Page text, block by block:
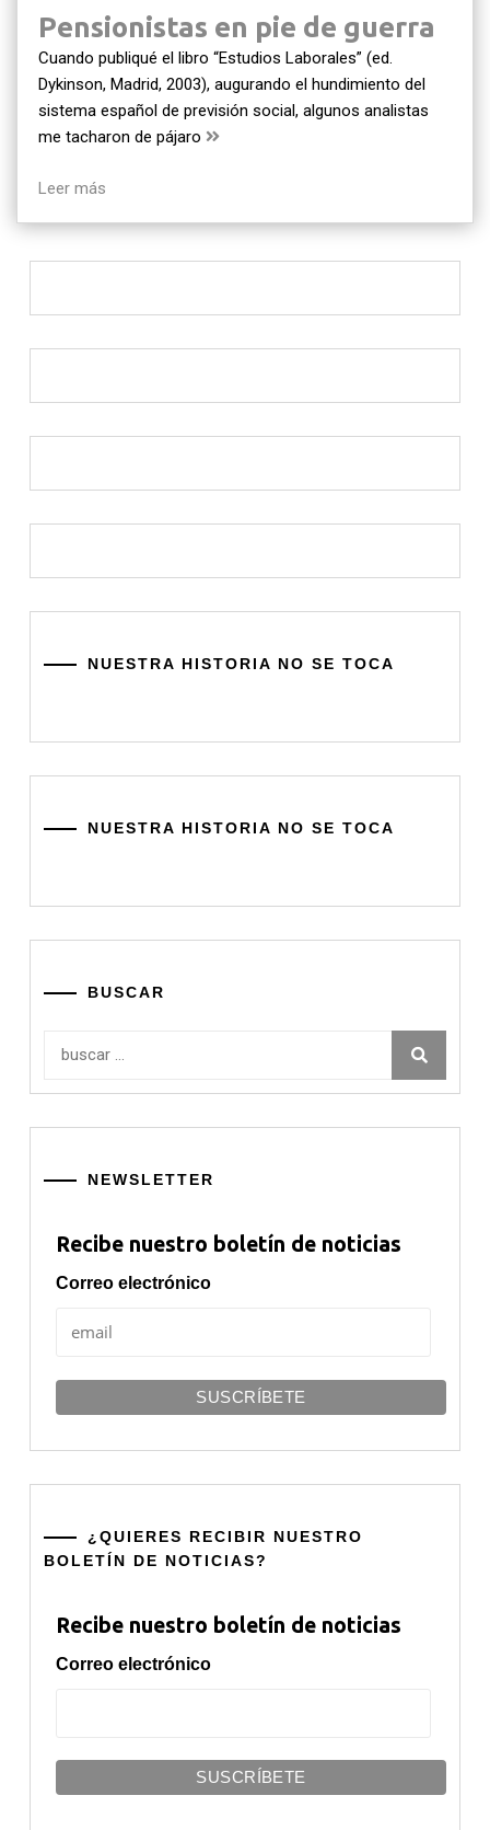
Pensionistas en pie de guerra
Cuando publiqué el libro “Estudios Laborales” (ed.
Dykinson, Madrid, 2003), augurando el hundimiento del
sistema español de previsión social, algunos analistas
me tacharon de pájaro
Leer más
NUESTRA HISTORIA NO SE TOCA
NUESTRA HISTORIA NO SE TOCA
BUSCAR
NEWSLETTER
Recibe nuestro boletín de noticias
Correo electrónico
¿QUIERES RECIBIR NUESTRO
BOLETÍN DE NOTICIAS?
Recibe nuestro boletín de noticias
Correo electrónico